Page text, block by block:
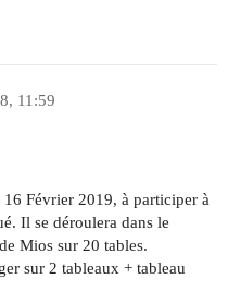
11:59
Février 2019, à participer à
Il se déroulera dans le
Mios sur 20 tables.
sur 2 tableaux + tableau